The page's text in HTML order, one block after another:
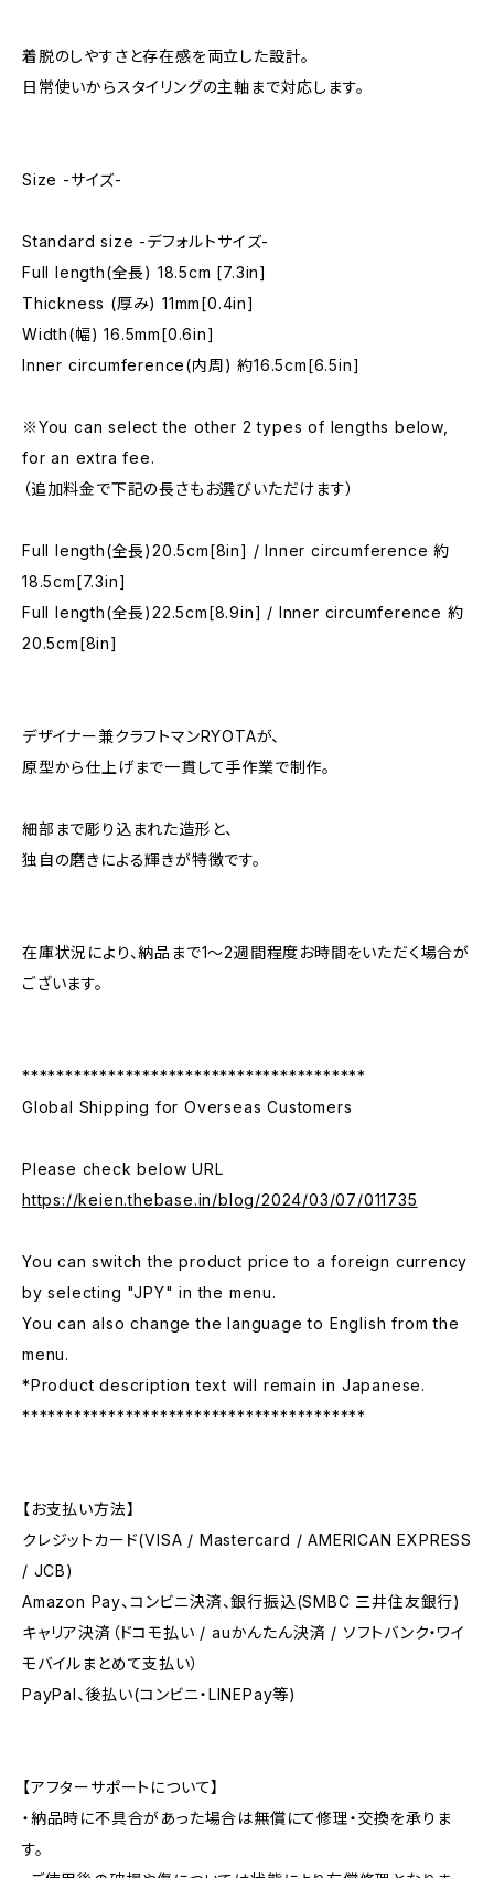
着脱のしやすさと存在感を両立した設計。
日常使いからスタイリングの主軸まで対応します。
Size -サイズ-
Standard size -デフォルトサイズ-
Full length(全長) 18.5cm [7.3in]
Thickness (厚み) 11mm[0.4in]
Width(幅) 16.5mm[0.6in]
Inner circumference(内周) 約16.5cm[6.5in]
※You can select the other 2 types of lengths below,
for an extra fee.
（追加料金で下記の長さもお選びいただけます）
Full length(全長)20.5cm[8in] / Inner circumference 約
18.5cm[7.3in]
Full length(全長)22.5cm[8.9in] / Inner circumference 約
20.5cm[8in]
デザイナー兼クラフトマンRYOTAが、
原型から仕上げまで一貫して手作業で制作。
細部まで彫り込まれた造形と、
独自の磨きによる輝きが特徴です。
在庫状況により、納品まで1～2週間程度お時間をいただく場合が
ございます。
****************************************
Global Shipping for Overseas Customers
Please check below URL
https://keien.thebase.in/blog/2024/03/07/011735
You can switch the product price to a foreign currency
by selecting "JPY" in the menu.
You can also change the language to English from the
menu.
*Product description text will remain in Japanese.
****************************************
【お支払い方法】
クレジットカード(VISA / Mastercard / AMERICAN EXPRESS
/ JCB)
Amazon Pay、コンビニ決済、銀行振込(SMBC 三井住友銀行)
キャリア決済（ドコモ払い / auかんたん決済 / ソフトバンク・ワイ
モバイルまとめて支払い）
PayPal、後払い(コンビニ・LINEPay等)
【アフターサポートについて】
・納品時に不具合があった場合は無償にて修理・交換を承りま
す。